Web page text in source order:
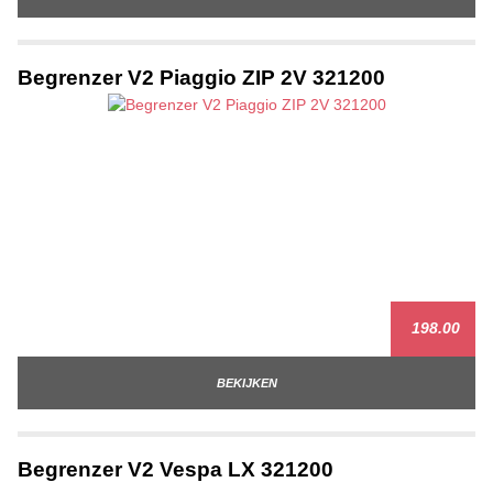
Begrenzer V2 Piaggio ZIP 2V 321200
198.00
BEKIJKEN
Begrenzer V2 Vespa LX 321200